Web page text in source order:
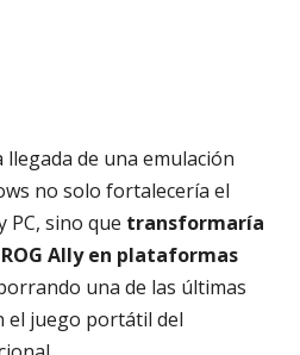
llegada de una emulación
no solo fortalecería el
PC, sino que transformaría
Ally en plataformas
una de las últimas
el juego portátil del